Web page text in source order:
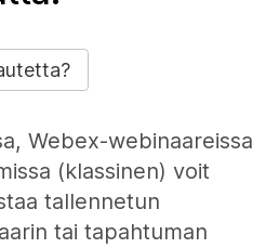
Webex-webinaareissa
(klassinen) voit
tallennetun
tai tapahtuman